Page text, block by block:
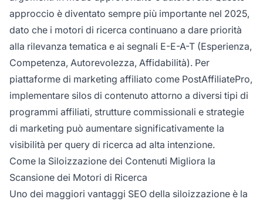
approccio è diventato sempre più importante nel 2025,
dato che i motori di ricerca continuano a dare priorità
alla rilevanza tematica e ai segnali E-E-A-T (Esperienza,
Competenza, Autorevolezza, Affidabilità). Per
piattaforme di marketing affiliato come PostAffiliatePro,
implementare silos di contenuto attorno a diversi tipi di
programmi affiliati, strutture commissionali e strategie
di marketing può aumentare significativamente la
visibilità per query di ricerca ad alta intenzione.
Come la Siloizzazione dei Contenuti Migliora la
Scansione dei Motori di Ricerca
Uno dei maggiori vantaggi SEO della siloizzazione è la